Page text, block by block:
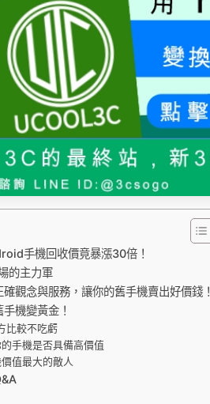
手機回收價竟暴漲30倍！
的主力軍
觀念與服務，讓你的舊手機賣出好價錢！
機變黃金！
比較不吃虧
手機是否具備高價值
值最大的敵人